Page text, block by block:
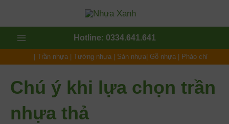
dung
Main
Menu
Hotline: 0334.641.641
Trần nhựa Tường nhựa Sàn nhựa Gỗ nhựa Phào chỉ
Chú ý khi lựa chọn trần
nhựa thả